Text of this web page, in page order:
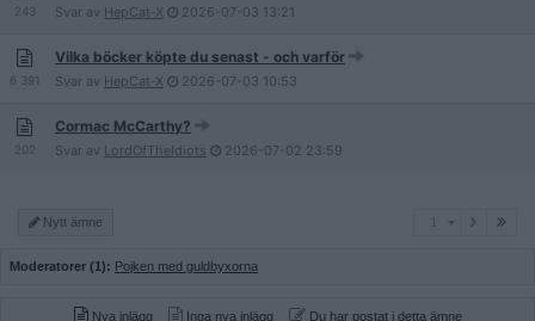
243 Svar av HepCat-X 2026-07-03 13:21
6 391
Vilka böcker köpte du senast - och varför
Svar av HepCat-X 2026-07-03 10:53
202
Cormac McCarthy?
Svar av LordOfTheIdiots 2026-07-02 23:59
Nytt ämne
Moderatorer (1): Pojken med guldbyxorna
Nya inlägg Inga nya inlägg Du har postat i detta ämne